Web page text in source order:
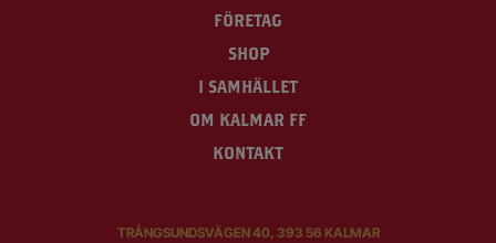
FÖRETAG
SHOP
I SAMHÄLLET
OM KALMAR FF
KONTAKT
TRÅNGSUNDSVÄGEN 40, 393 56 KALMAR